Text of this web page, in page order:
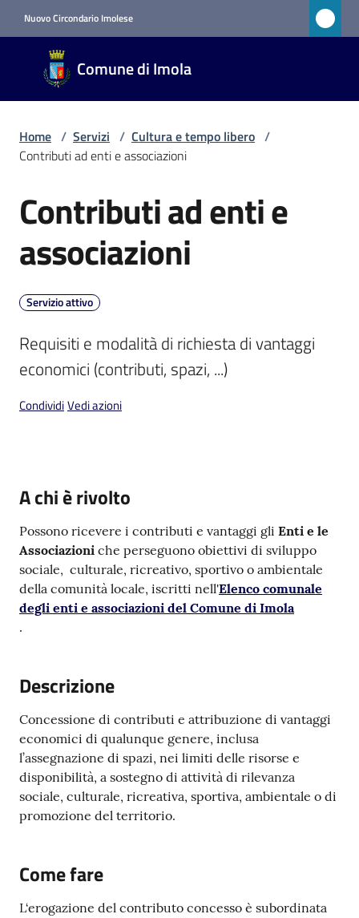
Nuovo Circondario Imolese
Comune di Imola
Comune
di Imola
RETE
Novità
Menu selezionato
Vivere
Imola
s
t
a
r
e
I
m
a
Argomenti
PNRR
Servizi
Home / Servizi / Cultura e tempo libero /
Contributi ad enti e associazioni
Salta al contenuto
Contributi ad enti e
associazioni
Servizio attivo
Requisiti e modalità di richiesta di vantaggi
economici (contributi, spazi, ...)
CondividiVedi azioni
A chi è rivolto
Possono ricevere i contributi e vantaggi gli Enti e le
Associazioni che perseguono obiettivi di sviluppo
sociale, culturale, ricreativo, sportivo o ambientale
della comunità locale, iscritti nell'Elenco comunale
degli enti e associazioni del Comune di Imola
.
Descrizione
Concessione di contributi e attribuzione di vantaggi
economici di qualunque genere, inclusa
l’assegnazione di spazi, nei limiti delle risorse e
disponibilità, a sostegno di attività di rilevanza
sociale, culturale, ricreativa, sportiva, ambientale o di
promozione del territorio.
Come fare
L‘erogazione del contributo concesso è subordinata